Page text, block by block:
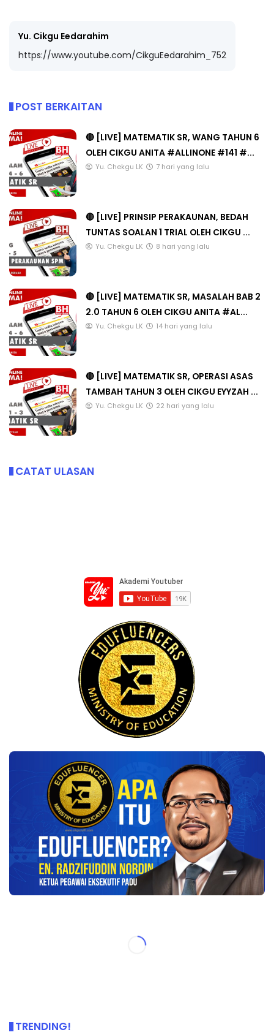
Yu. Cikgu Eedarahim
https://www.youtube.com/CikguEedarahim_752
POST BERKAITAN
🔴 [LIVE] MATEMATIK SR, WANG TAHUN 6
OLEH CIKGU ANITA #ALLINONE #141 #...
Yu. Chekgu LK 7 hari yang lalu
🔴 [LIVE] PRINSIP PERAKAUNAN, BEDAH
TUNTAS SOALAN 1 TRIAL OLEH CIKGU ...
Yu. Chekgu LK 8 hari yang lalu
🔴 [LIVE] MATEMATIK SR, MASALAH BAB 2
2.0 TAHUN 6 OLEH CIKGU ANITA #AL...
Yu. Chekgu LK 14 hari yang lalu
🔴 [LIVE] MATEMATIK SR, OPERASI ASAS
TAMBAH TAHUN 3 OLEH CIKGU EYYZAH ...
Yu. Chekgu LK 22 hari yang lalu
CATAT ULASAN
TRENDING!